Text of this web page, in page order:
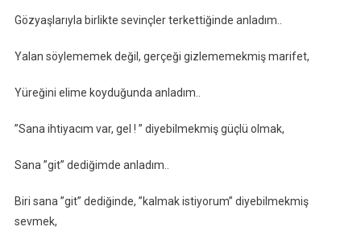
Gözyaşlarıyla birlikte sevinçler terkettiğinde anladım..
Yalan söylememek değil, gerçeği gizlememekmiş marifet,
Yüreğini elime koyduğunda anladım..
”Sana ihtiyacım var, gel ! ” diyebilmekmiş güçlü olmak,
Sana ”git” dediğimde anladım..
Biri sana ”git” dediğinde, ”kalmak istiyorum” diyebilmekmiş
sevmek,